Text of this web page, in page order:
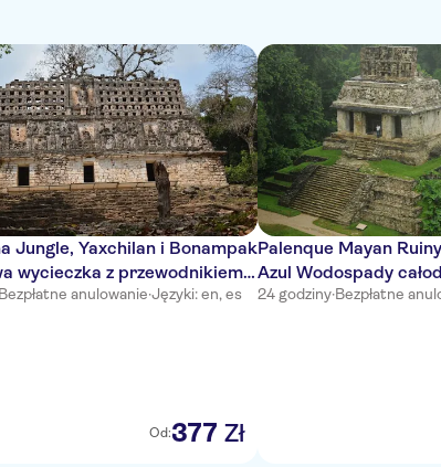
Jungle, Yaxchilan i Bonampak
wycieczka z przewodnikiem z
Bezpłatne anulowanie·Języki: en, es
Od:377 Zł
Palenque Mayan
Azul Wodospady
Palenque
24 godziny·Bezpłatne